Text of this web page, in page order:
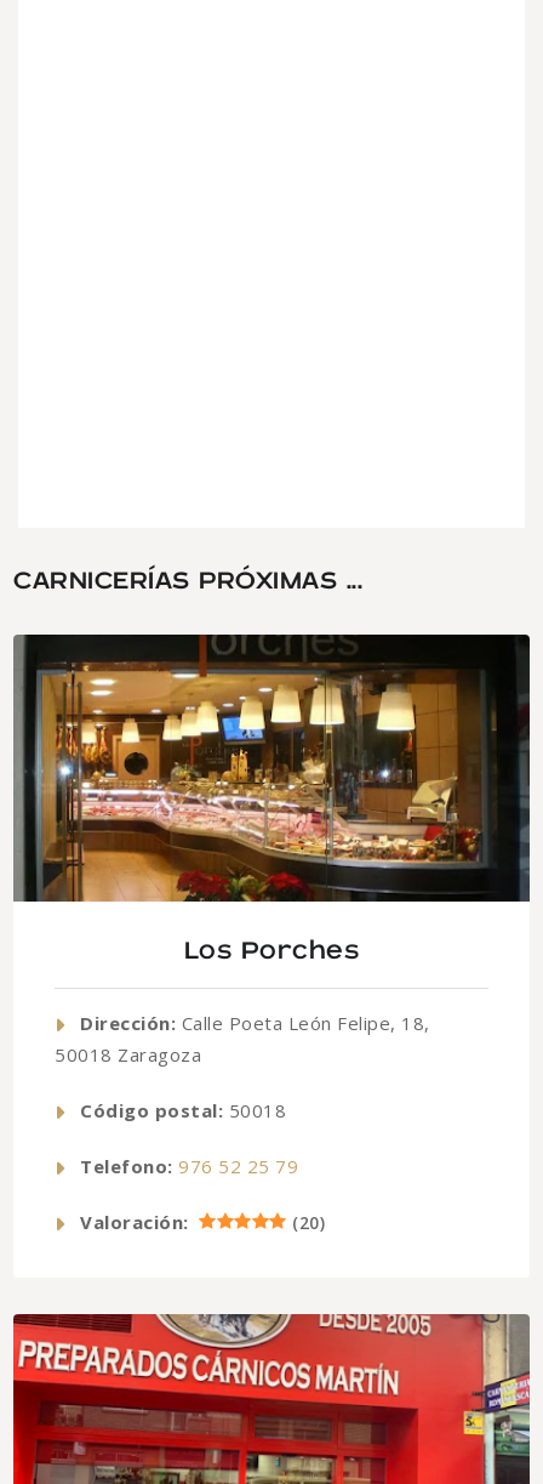
CARNICERÍAS PRÓXIMAS ...
Los Porches
Dirección: Calle Poeta León Felipe, 18,
50018 Zaragoza
Código postal: 50018
Telefono: 976 52 25 79
Valoración: (20)